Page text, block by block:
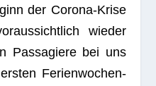
der Corona-Krise
wie­der
Pas­sa­giere bei uns
Feri­en­wo­chen­